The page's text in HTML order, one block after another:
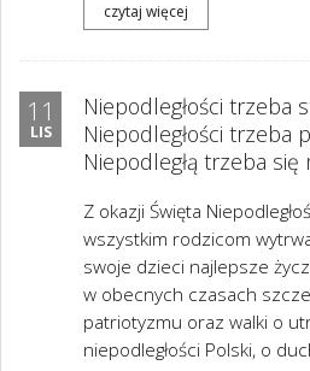
czytaj więcej
11
LIS
Niepodległości trzeba
Niepodległości trzeba
Niepodległą trzeba się
Z okazji Święta
wszystkim rodzicom
swoje dzieci najlepsze
w obecnych czasach
patriotyzmu oraz walki o
niepodległości Polski, o